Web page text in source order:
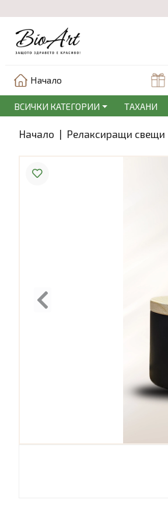
Начало
ВСИЧКИ КАТЕГОРИИ ТАХАНИ
Начало | Релаксиращи свещи